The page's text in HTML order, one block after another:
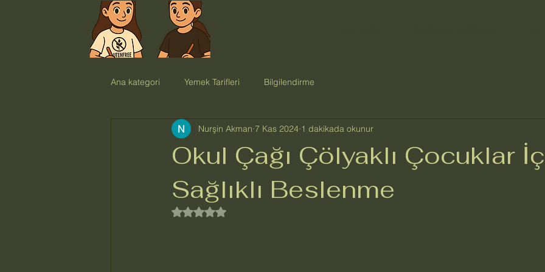
Ana kategori Yemek Tarifleri Bilgilendirme
Okul Çağı Çölyaklı Çocuklar
Sağlıklı Beslenme
Nurşin Akman 7 Kas 2024 1 dakikada okunur
5 üzerinden NaN yıldız